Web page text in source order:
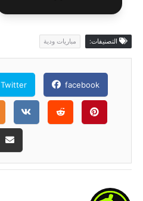
التصنيفات: مباريات ودية
facebook
Twitter